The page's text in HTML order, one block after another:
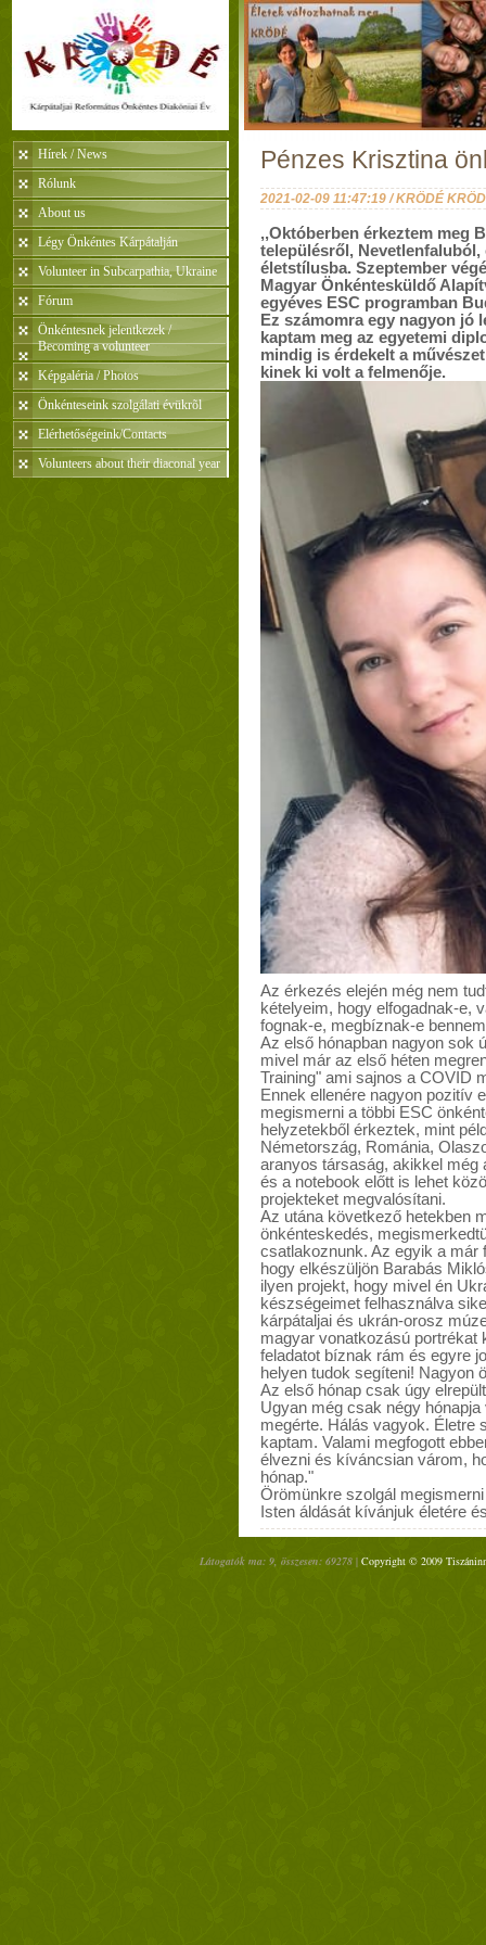
Hírek / News
Rólunk
About us
Légy Önkéntes Kárpátalján
Volunteer in Subcarpathia, Ukraine
Fórum
Önkéntesnek jelentkezek /
Becoming a volunteer
Képgaléria / Photos
Önkénteseink szolgálati évükrõl
Elérhetőségeink/Contacts
Volunteers about their diaconal year
Pénzes Krisztina
2021-02-09 11:47:19 / KRÖDÉ
,,Októberben érkeztem meg
településről,
életstílusba. Szeptember
Magyar Önkéntesküldő
egyéves ESC programban
Ez számomra egy nagyon jó
kaptam meg az egyetemi
mindig is érdekelt a
kinek ki volt a felmenője.
Az érkezés elején még nem
kételyeim, hogy elfogadnak-e,
fognak-e, megbíznak-e
Az első hónapban nagyon sok
mivel már az első héten
Training" ami sajnos a COVID
Ennek ellenére nagyon pozitív
megismerni a többi ESC
helyzetekből érkeztek, mint
Németország, Románia,
aranyos társaság, akikkel még
és a notebook előtt is lehet
projekteket megvalósítani.
Az utána következő hetekben
önkénteskedés,
csatlakoznunk. Az egyik a már
hogy elkészüljön Barabás
ilyen projekt, hogy mivel én
készségeimet felhasználva
kárpátaljai és ukrán-orosz
magyar vonatkozású portrékat
feladatot bíznak rám és egyre
helyen tudok segíteni! Nagyon
Az első hónap csak úgy
Ugyan még csak négy
megérte. Hálás vagyok. Életre
kaptam. Valami megfogott
élvezni és kíváncsian várom,
hónap."
Örömünkre szolgál
Isten áldását kívánjuk életére
Látogatók ma: 9, összesen: 69278 | Copyright © 2009